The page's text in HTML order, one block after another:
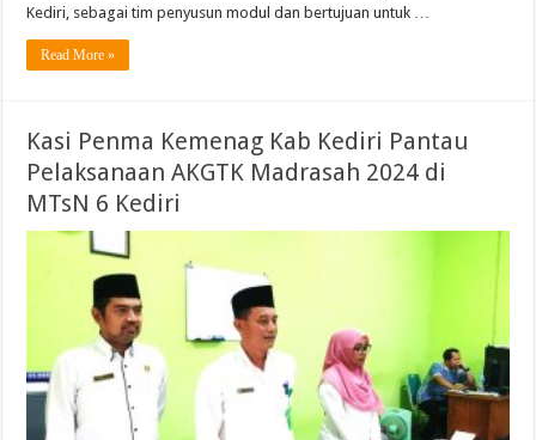
Kediri, sebagai tim penyusun modul dan bertujuan untuk …
Read More »
Kasi Penma Kemenag Kab Kediri Pantau
Pelaksanaan AKGTK Madrasah 2024 di
MTsN 6 Kediri